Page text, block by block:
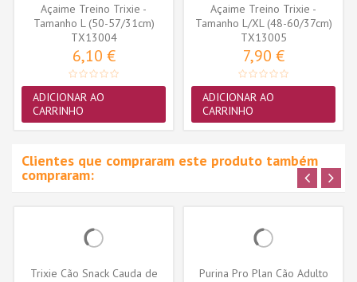
Açaime Treino Trixie -
Tamanho L (50-57/31cm)
(TX13004)
TX13004
6,10 €
ADICIONAR AO
CARRINHO
Açaime Treino Trixie -
Tamanho L/XL (48-60/37cm)
(TX13005)
TX13005
7,90 €
ADICIONAR AO
CARRINHO
Clientes que compraram este produto também
compraram:
Trixie Cão Snack Cauda de
Purina Pro Plan Cão Adulto